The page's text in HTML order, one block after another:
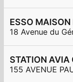
ESSO
18 Avenue du
STATION AVIA
155 AVENUE